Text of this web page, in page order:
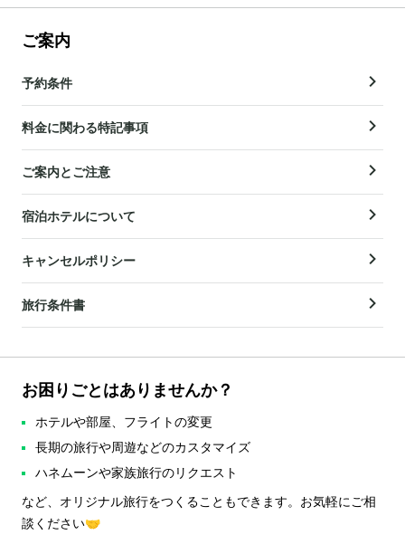
ご案内
予約条件
料金に関わる特記事項
ご案内とご注意
宿泊ホテルについて
キャンセルポリシー
旅行条件書
お困りごとはありませんか？
ホテルや部屋、フライトの変更
長期の旅行や周遊などのカスタマイズ
ハネムーンや家族旅行のリクエスト
など、オリジナル旅行をつくることもできます。お気軽にご相
談ください🤝